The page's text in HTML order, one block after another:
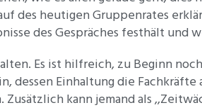
des heutigen Gruppenrates
des Gespräches festhält und
Es ist hilfreich, zu Beginn
dessen Einhaltung die
kann jemand als